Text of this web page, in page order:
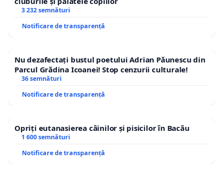
3 232 semnături
Notificare de transparență
Nu dezafectați bustul poetului Adrian Păunescu din
Parcul Grădina Icoanei! Stop cenzurii culturale!
36 semnături
Notificare de transparență
Opriți eutanasierea câinilor și pisicilor în Bacău
1 600 semnături
Notificare de transparență